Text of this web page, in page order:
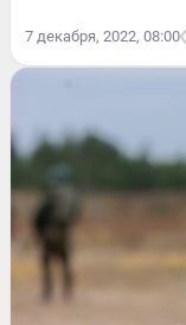
7 декабря, 2022, 08:00